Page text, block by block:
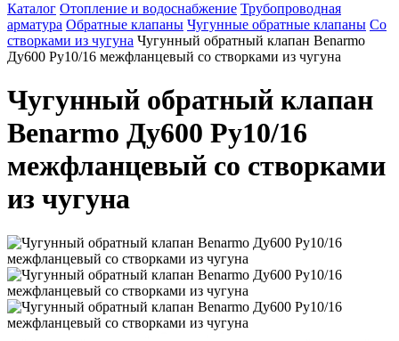
Каталог Отопление и водоснабжение Трубопроводная
арматура Обратные клапаны Чугунные обратные клапаны Со
створками из чугуна Чугунный обратный клапан Benarmo
Ду600 Ру10/16 межфланцевый со створками из чугуна
Чугунный обратный клапан
Benarmo Ду600 Ру10/16
межфланцевый со створками
из чугуна